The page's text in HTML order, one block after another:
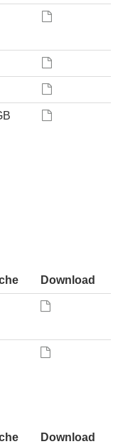
Download
Download